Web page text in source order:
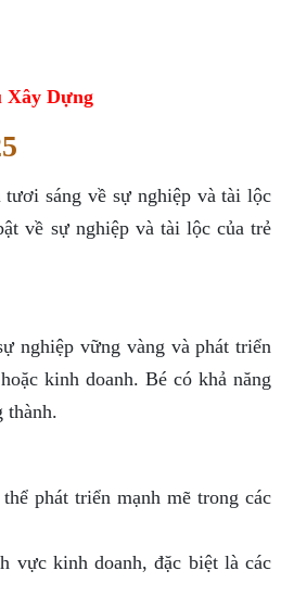
Xây Dựng
sáng về sự nghiệp và tài lộc
về sự nghiệp và tài lộc của trẻ
nghiệp vững vàng và phát triển
kinh doanh. Bé có khả năng
thành.
phát triển mạnh mẽ trong các
vực kinh doanh, đặc biệt là các